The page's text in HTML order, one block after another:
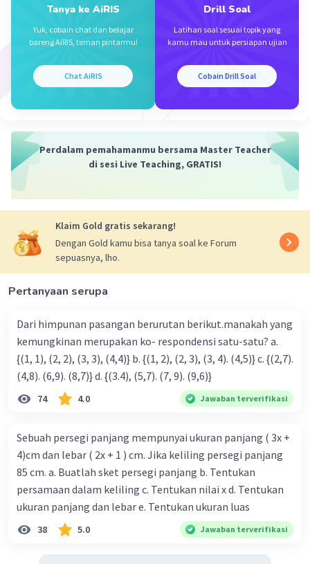
berat kopi, gula, dan krimer adalah 1:2:2/3.
Semoga penjelasan ini membantu kamu 🙂
Beri Rating 0 Balas
Tanya ke AiRIS
Yuk, cobain chat dan belajar
bareng AiRIS, teman pintarmu!
Chat AiRIS
Drill Soal
Latihan soal sesuai topik yang
kamu mau untuk persiapan ujian
Cobain Drill Soal
Perdalam pemahamanmu bersama Master Teacher
di sesi Live Teaching, GRATIS!
Klaim Gold gratis sekarang!
Dengan Gold kamu bisa tanya soal ke Forum
sepuasnya, lho.
Pertanyaan serupa
Dari himpunan pasangan berurutan berikut.manakah yang
kemungkinan merupakan ko- respondensi satu-satu? a.
{(1, 1), (2, 2), (3, 3), (4,4)} b. {(1, 2), (2, 3), (3, 4). (4,5)} c. {(2,7).
(4,8). (6,9). (8,7)} d. {(3.4), (5,7). (7, 9). (9,6)}
74 4.0 Jawaban terverifikasi
Sebuah persegi panjang mempunyai ukuran panjang ( 3x +
4)cm dan lebar ( 2x + 1 ) cm. Jika keliling persegi panjang
85 cm. a. Buatlah sket persegi panjang b. Tentukan
persamaan dalam keliling c. Tentukan nilai x d. Tentukan
ukuran panjang dan lebar e. Tentukan ukuran luas
38 5.0 Jawaban terverifikasi